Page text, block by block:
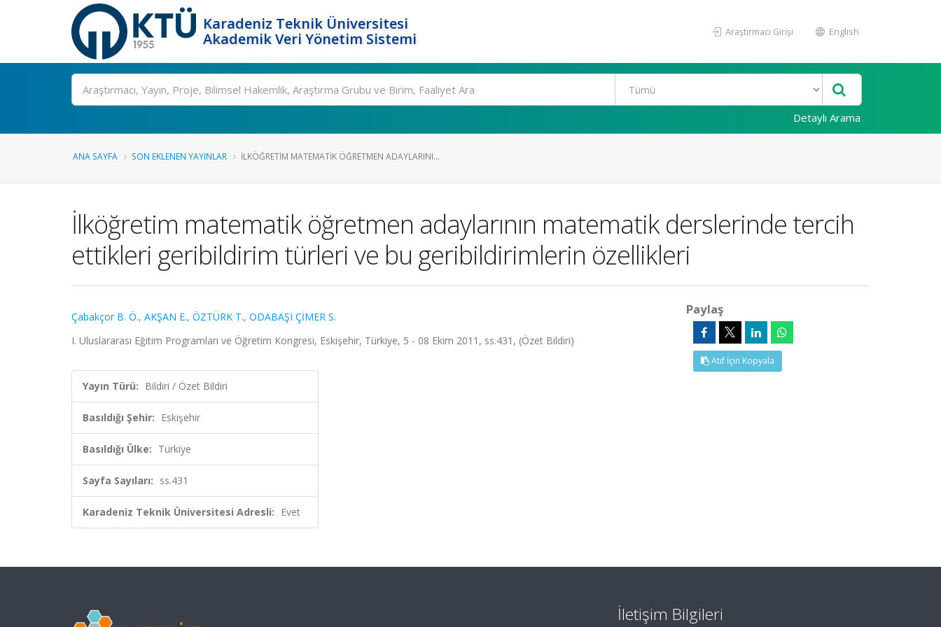
Karadeniz Teknik Üniversitesi
Akademik Veri Yönetim Sistemi
Araştırmacı Girişi English
Ara
Detaylı Arama
ANA SAYFA SON EKLENEN YAYINLAR İLKÖĞRETIM MATEMATIK ÖĞRETMEN ADAYLARINI...
İlköğretim matematik öğretmen adaylarının matematik derslerinde tercih
ettikleri geribildirim türleri ve bu geribildirimlerin özellikleri
Çabakçor B. Ö., AKŞAN E., ÖZTÜRK T., ODABAŞI ÇİMER S.
I. Uluslararası Eğitim Programları ve Öğretim Kongresi, Eskişehir, Türkiye, 5 - 08 Ekim 2011, ss.431, (Özet Bildiri)
Yayın Türü: Bildiri / Özet Bildiri
Basıldığı Şehir: Eskişehir
Basıldığı Ülke: Türkiye
Sayfa Sayıları: ss.431
Karadeniz Teknik Üniversitesi Adresli: Evet
Paylaş
Atıf İçin Kopyala
İletişim Bilgileri